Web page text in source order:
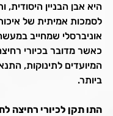
היא אבן הבניין היסודית,
לסמכות אמיתית של
אוניברסלי שמחייב
כאשר מדובר בכיורי
המיועדים לתינוקות,
ביותר.
התו תקן לכיורי רחיצה